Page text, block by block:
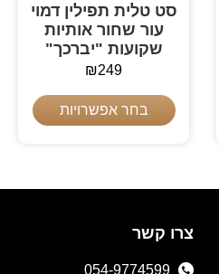
סט טלית תפילין דמוי
עור שחור אותיות
שקועות "יברכך"
₪249
בחר אפשרויות
צרו קשר
054-9774599